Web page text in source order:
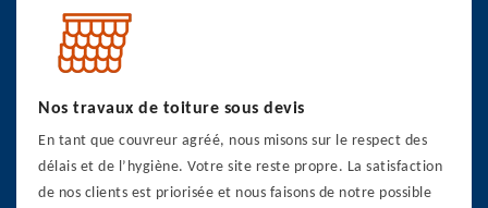
Nos travaux de toiture sous devis
En tant que couvreur agréé, nous misons sur le respect des
délais et de l’hygiène. Votre site reste propre. La satisfaction
de nos clients est priorisée et nous faisons de notre possible